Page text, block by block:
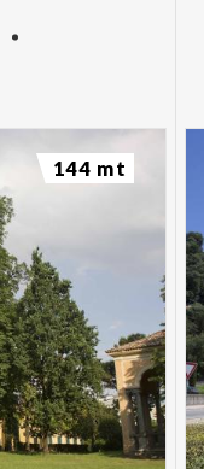
144 mt